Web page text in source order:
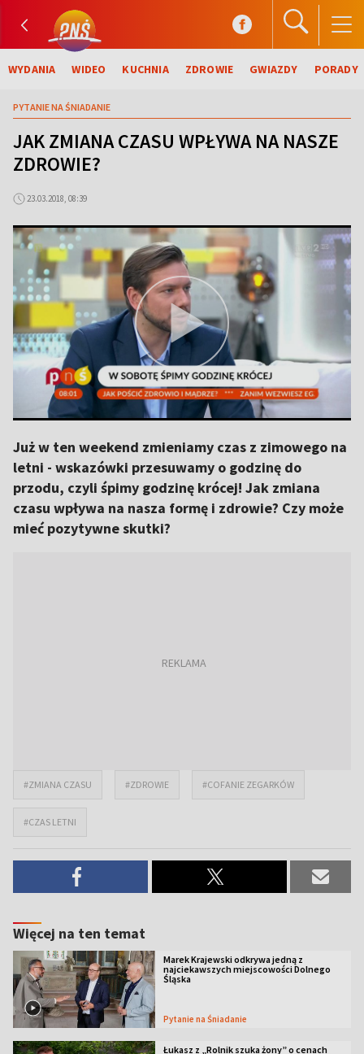
WYDANIA WIDEO KUCHNIA ZDROWIE GWIAZDY PORADY
PYTANIE NA ŚNIADANIE
JAK ZMIANA CZASU WPŁYWA NA NASZE
ZDROWIE?
23.03.2018, 08:39
Już w ten weekend zmieniamy czas z zimowego na
letni - wskazówki przesuwamy o godzinę do
przodu, czyli śpimy godzinę krócej! Jak zmiana
czasu wpływa na nasza formę i zdrowie? Czy może
mieć pozytywne skutki?
#ZMIANA CZASU #ZDROWIE #COFANIE ZEGARKÓW
#CZAS LETNI
Więcej na ten temat
Marek Krajewski odkrywa jedną z
najciekawszych miejscowości Dolnego
Śląska
Pytanie na Śniadanie
Łukasz z „Rolnik szuka żony” o cenach